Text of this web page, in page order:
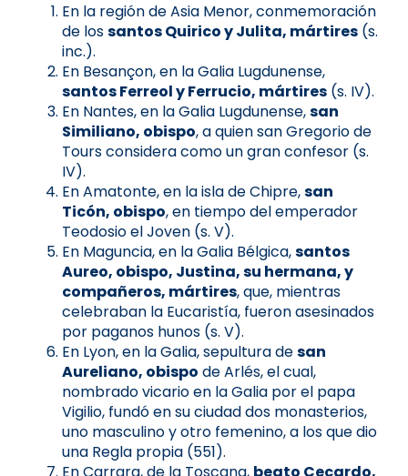
En la región de Asia Menor, conmemoración
de lossantos Quirico y Julita, mártires (s.
inc.).
En Besançon, en la Galia Lugdunense,
santos Ferreol y Ferrucio, mártires (s. IV).
En Nantes, en la Galia Lugdunense,san
Similiano, obispo, a quien san Gregorio de
Tours considera como un gran confesor (s.
IV).
En Amatonte, en la isla de Chipre,san
Ticón, obispo, en tiempo del emperador
Teodosio el Joven (s. V).
En Maguncia, en la Galia Bélgica,santos
Aureo, obispo, Justina, su hermana, y
compañeros, mártires, que, mientras
celebraban la Eucaristía, fueron asesinados
por paganos hunos (s. V).
En Lyon, en la Galia, sepultura desan
Aureliano, obispo de Arlés, el cual,
nombrado vicario en la Galia por el papa
Vigilio, fundó en su ciudad dos monasterios,
uno masculino y otro femenino, a los que dio
una Regla propia (551).